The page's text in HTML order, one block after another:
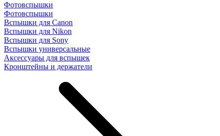
Фотовспышки
Фотовспышки
Вспышки для Canon
Вспышки для Nikon
Вспышки для Sony
Вспышки универсальные
Аксесcуары для вспышек
Кронштейны и держатели